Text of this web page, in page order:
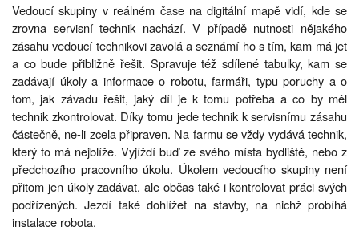
Vedoucí skupiny v reálném čase na digitální mapě vidí, kde se
zrovna servisní technik nachází. V případě nutnosti nějakého
zásahu vedoucí technikovi zavolá a seznámí ho s tím, kam má jet
a co bude přibližně řešit. Spravuje též sdílené tabulky, kam se
zadávají úkoly a informace o robotu, farmáři, typu poruchy a o
tom, jak závadu řešit, jaký díl je k tomu potřeba a co by měl
technik zkontrolovat. Díky tomu jede technik k servisnímu zásahu
částečně, ne-li zcela připraven. Na farmu se vždy vydává technik,
který to má nejblíže. Vyjíždí buď ze svého místa bydliště, nebo z
předchozího pracovního úkolu. Úkolem vedoucího skupiny není
přitom jen úkoly zadávat, ale občas také i kontrolovat práci svých
podřízených. Jezdí také dohlížet na stavby, na nichž probíhá
instalace robota.